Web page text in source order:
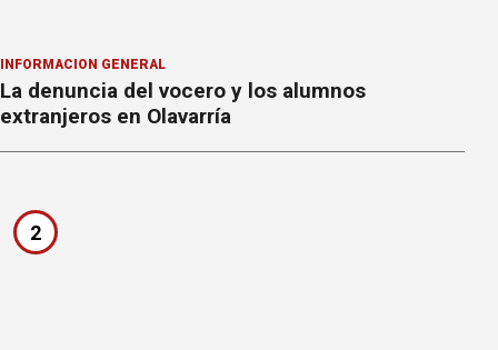
INFORMACION GENERAL
La denuncia del vocero y los alumnos
extranjeros en Olavarría
2